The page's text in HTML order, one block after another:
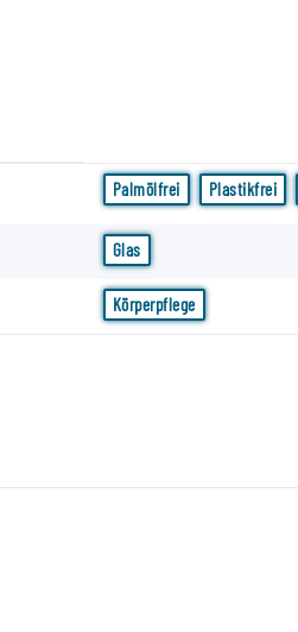
Palmölfrei Plastikfrei
Glas
Körperpflege